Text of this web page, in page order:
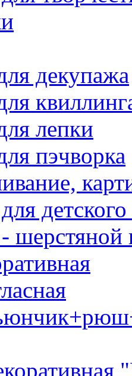
декупажа
лепки
пэчворка
шерстяной